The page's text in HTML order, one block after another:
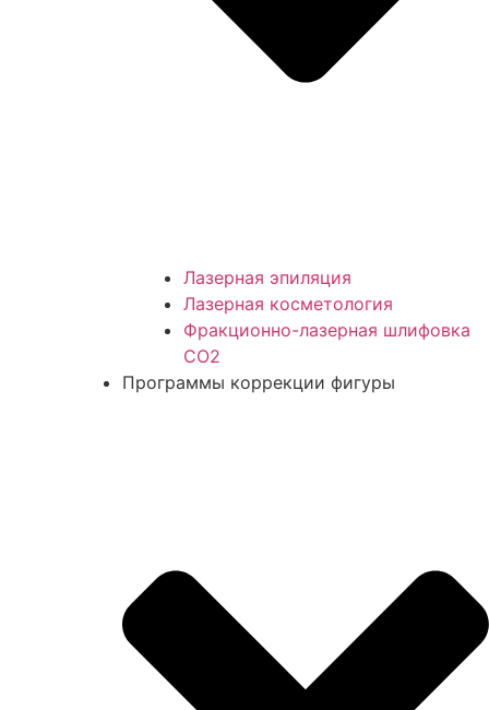
Лазерная эпиляция
Лазерная косметология
Фракционно-лазерная шлифовка
СО2
Программы коррекции фигуры